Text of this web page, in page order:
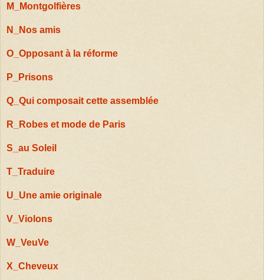
M_Montgolfières
N_Nos amis
O_Opposant à la réforme
P_Prisons
Q_Qui composait cette assemblée
R_Robes et mode de Paris
S_au Soleil
T_Traduire
U_Une amie originale
V_Violons
W_VeuVe
X_Cheveux